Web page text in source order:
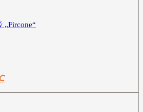
„Fircone“